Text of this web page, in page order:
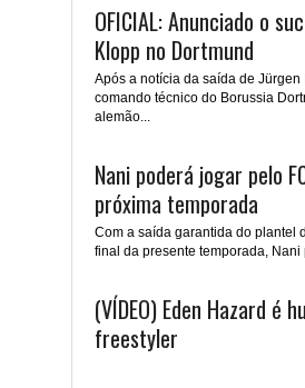
OFICIAL: Anunciado o
Klopp no Dortmund
Após a notícia da saída de Jürgen
comando técnico do Borussia
alemão...
Nani poderá jogar pelo
próxima temporada
Com a saída garantida do plantel
final da presente temporada, Nani
(VÍDEO) Eden Hazard é
freestyler